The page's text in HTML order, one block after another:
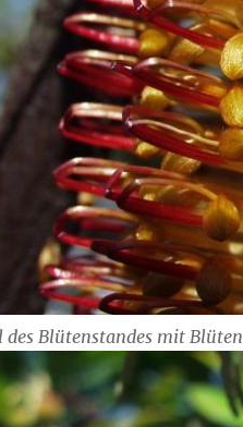
des Blütenstandes mit Blüten